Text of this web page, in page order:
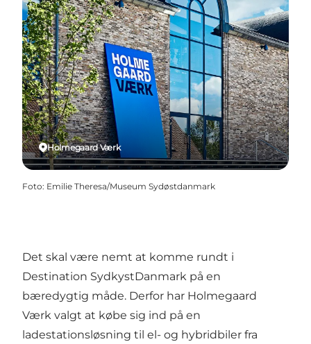
Holmegaard Værk
Foto: Emilie Theresa/Museum Sydøstdanmark
Det skal være nemt at komme rundt i
Destination SydkystDanmark på en
bæredygtig måde. Derfor har Holmegaard
Værk valgt at købe sig ind på en
ladestationsløsning til el- og hybridbiler fra